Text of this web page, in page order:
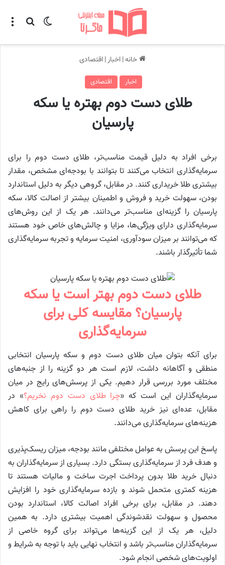
تغییر پوسته
خانه|اخبار|اقتصادی
اخبار اقتصادی
طلای دست دوم بهتره یا سکه
پارسیان
برخی افراد به دلیل قیمت مناسب‌تر، طلای دست دوم را برای
سرمایه‌گذاری انتخاب می‌کنند تا بتوانند با بودجه‌ای مشخص، مقدار
بیشتری طلا خریداری کنند. در مقابل، گروهی دیگر به دلیل استاندارد
بودن، سهولت خرید و فروش و اطمینان بیشتر از اصالت کالا، سکه
پارسیان را گزینه‌ای مناسب‌تر می‌دانند. هر یک از این روش‌های
سرمایه‌گذاری دارای ویژگی‌ها، مزایا و چالش‌های خاص خود هستند
که می‌توانند بر میزان سودآوری، امنیت سرمایه و تجربه سرمایه‌گذاری
شما تأثیرگذار باشند.
طلای دست دوم بهتر است یا سکه
پارسیان؟ مقایسه کلی برای
سرمایه‌گذاری
برای آنکه بتوان میان طلای دست دوم و سکه پارسیان انتخابی
منطقی و آگاهانه داشت، لازم است هر دو گزینه را از جنبه‌های
مختلف مورد بررسی قرار دهیم. یکی از پرسش‌های رایج در میان
سرمایه‌گذاران این است که «چرا طلای دست دوم نخریم؟» در
مقابل، عده‌ای نیز خرید طلای دست دوم را راهی برای کاهش
هزینه‌های سرمایه‌گذاری می‌دانند.
پاسخ این پرسش به عوامل مختلفی مانند بودجه، میزان ریسک‌پذیری
و هدف فرد از سرمایه‌گذاری بستگی دارد. بسیاری از سرمایه‌گذاران به
دنبال خرید طلا بدون پرداخت اجرت ساخت و مالیات هستند تا
هزینه کمتری متحمل شوند و بازده سرمایه‌گذاری خود را افزایش
دهند. در مقابل، برای برخی افراد اصالت کالا، استاندارد بودن
محصول و سهولت نقدشوندگی اهمیت بیشتری دارد. به همین
دلیل، هر یک از این گزینه‌ها می‌تواند برای گروه خاصی از
سرمایه‌گذاران مناسب‌تر باشد و انتخاب نهایی باید با توجه به شرایط و
اولویت‌های شخصی انجام شود.